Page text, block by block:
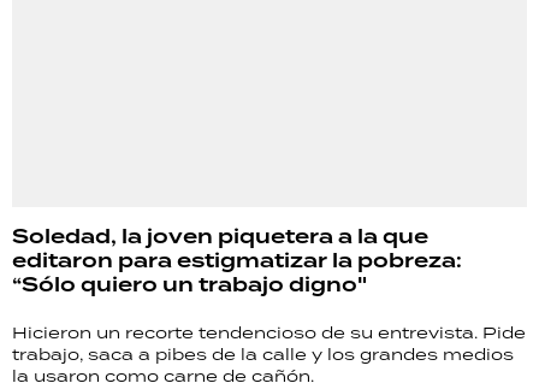
Soledad, la joven piquetera a la que
editaron para estigmatizar la pobreza:
“Sólo quiero un trabajo digno"
Hicieron un recorte tendencioso de su entrevista. Pide
trabajo, saca a pibes de la calle y los grandes medios
la usaron como carne de cañón.